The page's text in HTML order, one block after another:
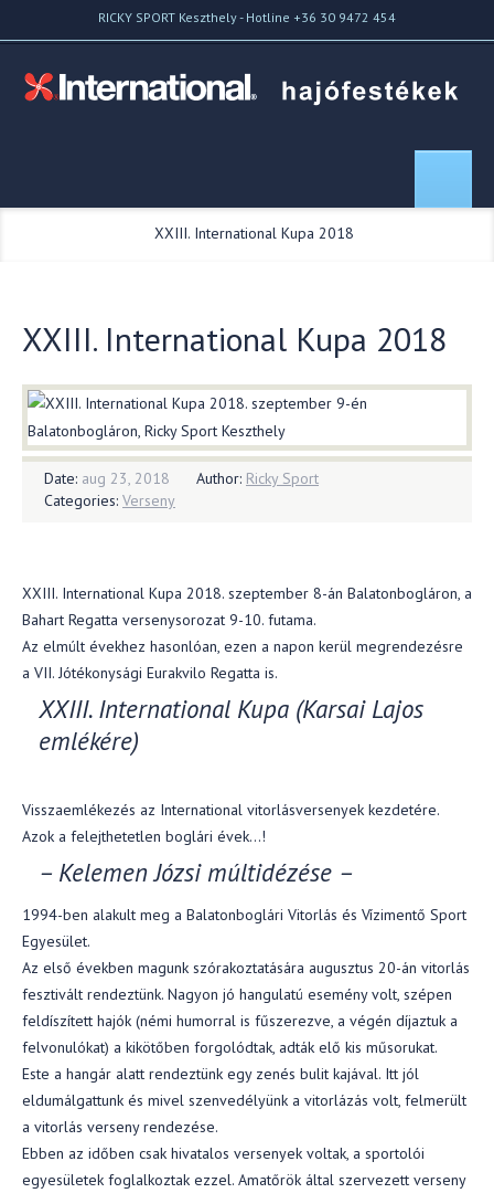
RICKY SPORT Keszthely - Hotline +36 30 9472 454
XXIII. International Kupa 2018
XXIII. International Kupa 2018
Date: aug 23, 2018 Author: Ricky Sport
Categories: Verseny
XXIII. International Kupa 2018. szeptember 8-án Balatonbogláron, a
Bahart Regatta versenysorozat 9-10. futama.
Az elmúlt évekhez hasonlóan, ezen a napon kerül megrendezésre
a VII. Jótékonysági Eurakvilo Regatta is.
XXIII. International Kupa (Karsai Lajos
emlékére)
Visszaemlékezés az International vitorlásversenyek kezdetére.
Azok a felejthetetlen boglári évek…!
– Kelemen Józsi múltidézése –
1994-ben alakult meg a Balatonboglári Vitorlás és Vízimentő Sport
Egyesület.
Az első években magunk szórakoztatására augusztus 20-án vitorlás
fesztivált rendeztünk. Nagyon jó hangulatú esemény volt, szépen
feldíszített hajók (némi humorral is fűszerezve, a végén díjaztuk a
felvonulókat) a kikötőben forgolódtak, adták elő kis műsorukat.
Este a hangár alatt rendeztünk egy zenés bulit kajával. Itt jól
eldumálgattunk és mivel szenvedélyünk a vitorlázás volt, felmerült
a vitorlás verseny rendezése.
Ebben az időben csak hivatalos versenyek voltak, a sportolói
egyesületek foglalkoztak ezzel. Amatőrök által szervezett verseny